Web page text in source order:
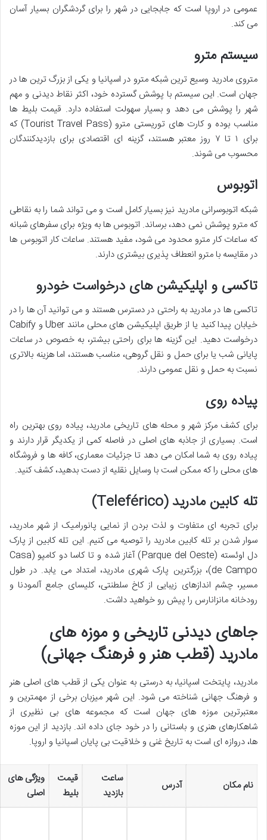
عمومی در اروپا است که جابجایی در شهر را برای گردشگران بسیار آسان
می کند.
سیستم مترو
متروی مادرید وسیع ترین شبکه مترو در اسپانیا و یکی از بزرگ ترین ها در
جهان است. این سیستم با پوشش گسترده خود، اکثر نقاط دیدنی و مهم
شهر را پوشش می دهد و بسیار سهولت استفاده دارد. قیمت بلیط ها
مناسب بوده و کارت های توریستی مترو (Tourist Travel Pass) که
برای ۱ تا ۷ روز معتبر هستند، گزینه ای اقتصادی برای بازدیدکنندگان
محسوب می شوند.
اتوبوس
شبکه اتوبوسرانی مادرید نیز بسیار کامل است و می تواند شما را به نقاطی
که مترو پوشش نمی دهد، برساند. اتوبوس ها به ویژه برای سفرهای شبانه
که ساعات کار مترو محدود می شود، مفید هستند. ساعات کار اتوبوس ها
در مقایسه با مترو انعطاف پذیری بیشتری دارند.
تاکسی و اپلیکیشن های درخواست خودرو
تاکسی ها در مادرید به راحتی در دسترس هستند و می توانید آن ها را در
خیابان پیدا کنید یا از طریق اپلیکیشن های محلی مانند Uber و Cabify
درخواست دهید. این گزینه ها برای راحتی بیشتر، به خصوص در ساعات
پایانی شب یا برای حمل و نقل گروهی، مناسب هستند، اما هزینه بالاتری
نسبت به حمل و نقل عمومی دارند.
پیاده روی
برای کشف مرکز شهر و محله های تاریخی مادرید، پیاده روی بهترین راه
است. بسیاری از جاذبه های اصلی در فاصله کمی از یکدیگر قرار دارند و
پیاده روی به شما امکان می دهد تا جزئیات معماری، کافه ها و فروشگاه
های محلی را که ممکن است با وسایل نقلیه از دست بدهید، کشف کنید.
تله کابین مادرید (Teleférico)
برای تجربه ای متفاوت و لذت بردن از نمایی پانورامیک از شهر مادرید،
سوار شدن بر تله کابین مادرید را توصیه می کنیم. این تله کابین از پارک
دل اوئسته (Parque del Oeste) آغاز شده و تا کاسا دو کامپو (Casa
de Campo)، بزرگترین پارک شهری مادرید، امتداد می یابد. در طول
مسیر، چشم اندازهای زیبایی از کاخ سلطنتی، کلیسای جامع آلمودنا و
رودخانه مانزانارس را پیش رو خواهید داشت.
جاهای دیدنی تاریخی و موزه های
مادرید (قطب هنر و فرهنگ جهانی)
مادرید، پایتخت اسپانیا، به درستی به عنوان یکی از قطب های اصلی هنر
و فرهنگ جهانی شناخته می شود. این شهر میزبان برخی از مهمترین و
معتبرترین موزه های جهان است که مجموعه های بی نظیری از
شاهکارهای هنری و باستانی را در خود جای داده اند. بازدید از این موزه
ها، دروازه ای است به تاریخ غنی و خلاقیت بی پایان اسپانیا و اروپا.
نام مکان آدرس
ساعت
بازدید
قیمت
بلیط
ویژگی های
اصلی